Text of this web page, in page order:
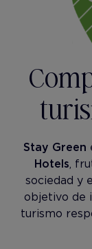
Stay Green
Hotels,
sociedad y
objetivo de
turismo